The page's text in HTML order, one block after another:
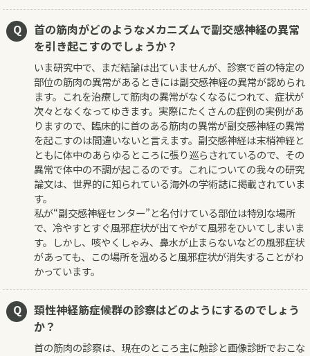
首の筋肉がどのようなメカニズムで副交感神経の異常
を引き起こすのでしょうか？
いま研究中で、まだ結論は出ていませんが、診察で首の特定の
部位の筋肉の異常があるときには副交感神経の異常が認められ
ます。これを治療して筋肉の異常がなくなるにつれて、症状が
次々となくなってゆきます。実際にたくさんの症例の実例があ
りますので、臨床的に首のある筋肉の異常が副交感神経の異常
を起こすのは間違いないと言えます。副交感神経は末梢神経と
ともに体中のあらゆるところに張り巡らされているので、その
異常で体中の不調が起こるのです。これについての我々の研究
論文は、世界的に知られている海外の学術誌に掲載されていま
す。
私が“副交感神経センター”と名付けている部位は特別な場所
で、冷やすとすぐ風邪症状が出てやがて風邪をひいてしまいま
す。しかし、咳やくしゃみ、鼻水が止まらないなどの風邪症状
があっても、この場所を温めると風邪症状が消失することがわ
かっています。
頚性神経筋症候群の診察はどのようにするのでしょう
か？
首の筋肉の診察は、現在のところ主に触診と画像診断でおこな